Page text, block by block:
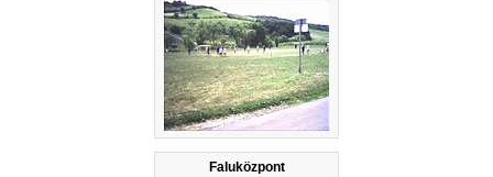
Faluközpont